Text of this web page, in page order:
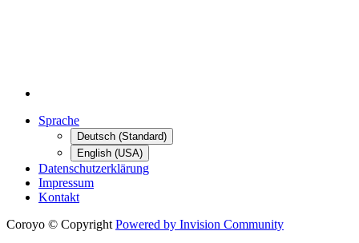
Sprache
Deutsch (Standard)
English (USA)
Datenschutzerklärung
Impressum
Kontakt
Coroyo © Copyright Powered by Invision Community